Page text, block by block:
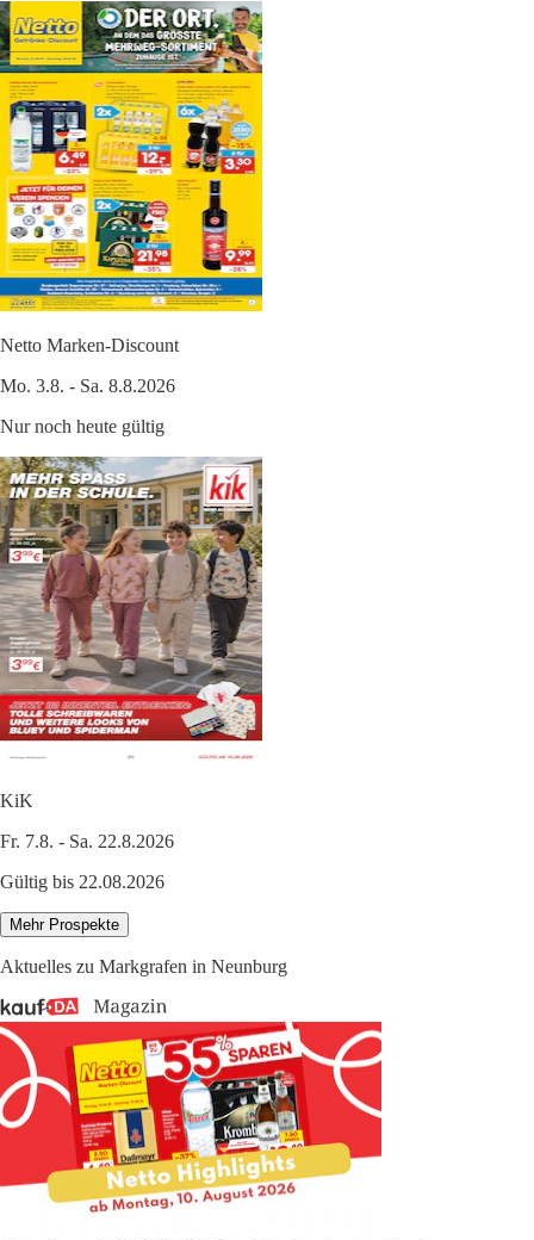
Netto Marken-Discount
Mo. 3.8. - Sa. 8.8.2026
Nur noch heute gültig
KiK
Fr. 7.8. - Sa. 22.8.2026
Gültig bis 22.08.2026
Mehr Prospekte
Aktuelles zu Markgrafen in Neunburg